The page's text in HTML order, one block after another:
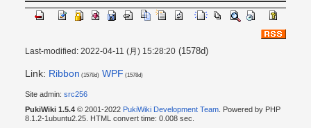
Last-modified: 2022-04-11 (月) 15:28:20(1578d)
Link: Ribbon (1578d) WPF (1578d)
Site admin: src256
PukiWiki 1.5.4© 2001-2022 PukiWiki Development Team. Powered by PHP
8.1.2-1ubuntu2.25. HTML convert time: 0.008 sec.